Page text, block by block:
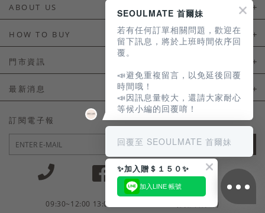
ABOUT US
HOW TO BUY
如何購買
會員常見問題
訂單常見問題
商品售後服務
電子發票
門市資訊
門市資訊
最新消息
LINE官方會員活動
訂閱電子報
JOIN
09:30~12:00 13:00~18:30 / Mon - Fri(例假日除外)
SEOULMATE 首爾妹
若有任何訂單相關問題，歡迎在
留下訊息，將於上班時間依序回
覆。
📣避免重複留言，以免延後回覆
時間哦！
📣因訊息量較大，還請大家耐心
等候小編的回覆唷！
回覆至 SEOULMATE 首爾妹
✨加入贈＄１５０✨
加入LINE 帳號